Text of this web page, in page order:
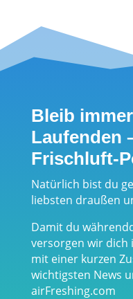
Bleib
Laufenden
Frischluft-
Natürlich bist du
liebsten draußen
Damit du
versorgen wir dich
mit einer kurzen
wichtigsten News
airFreshing.com